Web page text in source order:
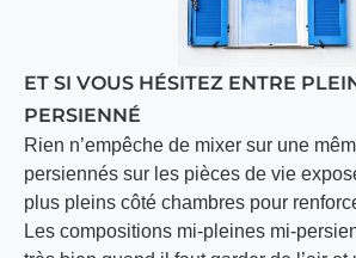
ET SI VOUS HÉSITEZ ENTRE
PERSIENNÉ
Rien n’empêche de mixer sur une
persiennés sur les pièces de vie
plus pleins côté chambres pour
Les compositions mi-pleines mi-